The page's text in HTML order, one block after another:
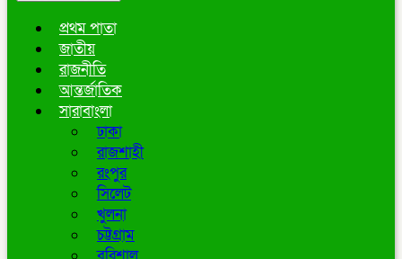
প্রথম পাতা
জাতীয়
রাজনীতি
আন্তর্জাতিক
সারাবাংলা
ঢাকা
রাজশাহী
রংপুর
সিলেট
খুলনা
চট্টগ্রাম